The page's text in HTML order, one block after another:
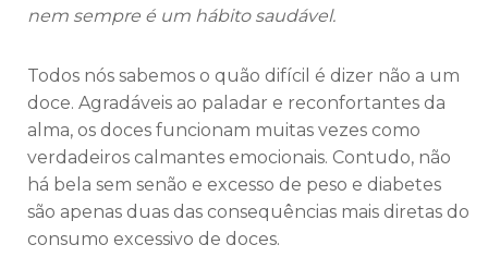
nem sempre é um hábito saudável.
Todos nós sabemos o quão difícil é dizer não a um
doce. Agradáveis ao paladar e reconfortantes da
alma, os doces funcionam muitas vezes como
verdadeiros calmantes emocionais. Contudo, não
há bela sem senão e excesso de peso e diabetes
são apenas duas das consequências mais diretas do
consumo excessivo de doces.